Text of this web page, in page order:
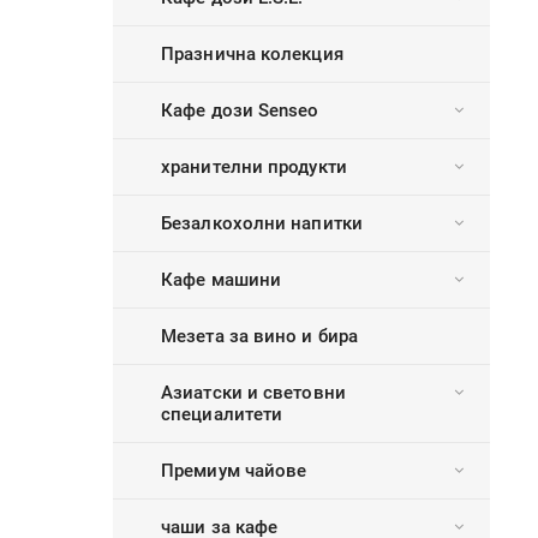
Празнична колекция
Кафе дози Senseo
хранителни продукти
Безалкохолни напитки
Кафе машини
Мезета за вино и бира
Азиатски и световни
специалитети
Премиум чайове
чаши за кафе